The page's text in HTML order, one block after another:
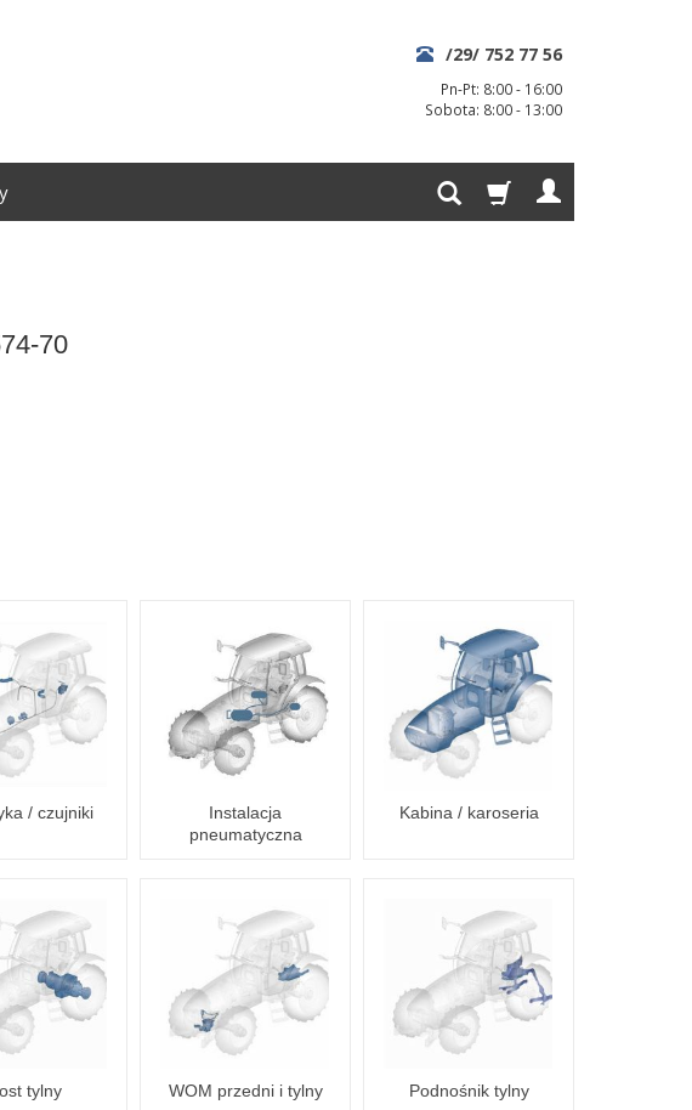
/29/ 752 77 56
Pn-Pt: 8:00 - 16:00
Sobota: 8:00 - 13:00
70
/ czujniki
Instalacja
pneumatyczna
Kabina / karoseria
tylny WOM przedni i tylny Podnośnik tylny